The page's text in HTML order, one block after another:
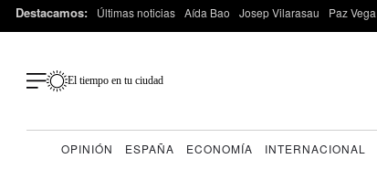
Destacamos: Últimas noticias Aída Bao Josep Vilarasau Paz Vega
El tiempo en tu ciudad
OPINIÓN ESPAÑA ECONOMÍA INTERNACIONAL